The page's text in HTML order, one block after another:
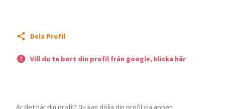
Dela Profil
Vill du ta bort din profil från google, klicka här
Är det här din profil? Du kan dölja din profil via appen